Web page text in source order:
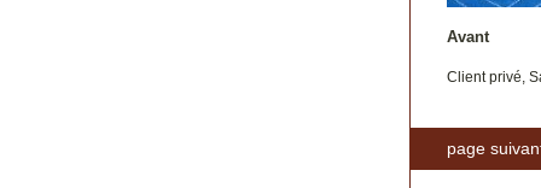
Avant
Client privé,
page